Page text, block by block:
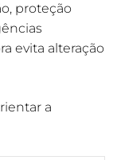
proteção
evita alteração
a